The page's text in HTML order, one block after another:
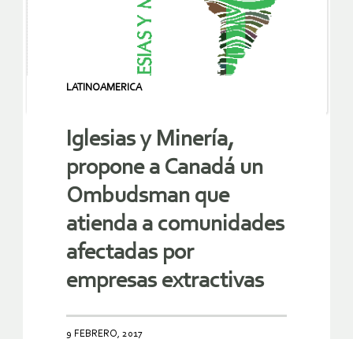
LATINOAMERICA
Iglesias y Minería,
propone a Canadá un
Ombudsman que
atienda a comunidades
afectadas por
empresas extractivas
9 FEBRERO, 2017